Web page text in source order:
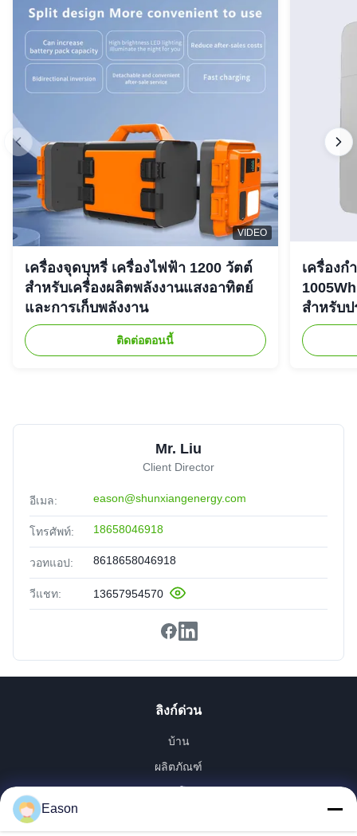
VIDEO
เครื่องจุดบุหรี่ เครื่องไฟฟ้า 1200 วัตต์
สําหรับเครื่องผลิตพลังงานแสงอาทิตย์
และการเก็บพลังงาน
ติดต่อตอนนี้
เครื่องกํ
สําหรับ
Mr. Liu
Client Director
อีเมล: eason@shunxiangenergy.com
โทรศัพท์: 18658046918
วอทแอป: 8618658046918
วีแชท: 13657954570
ลิงก์ด่วน
บ้าน
ผลิตภัณฑ์
Eason